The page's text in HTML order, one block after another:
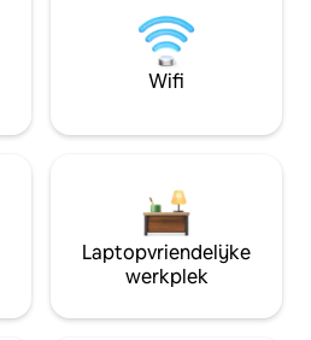
Wifi
Laptopvriendelijke
werkplek